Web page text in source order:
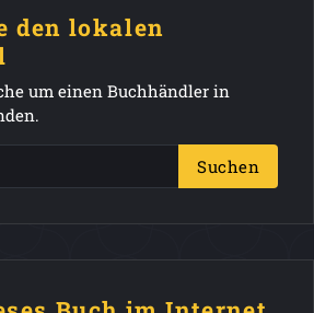
den lokalen
um einen Buchhändler in
Suchen